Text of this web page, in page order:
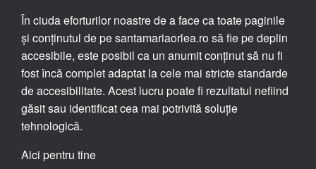
În ciuda eforturilor noastre de a face ca toate paginile
și conținutul de pe santamariaorlea.ro să fie pe deplin
accesibile, este posibil ca un anumit conținut să nu fi
fost încă complet adaptat la cele mai stricte standarde
de accesibilitate. Acest lucru poate fi rezultatul nefiind
găsit sau identificat cea mai potrivită soluție
tehnologică.
Aici pentru tine